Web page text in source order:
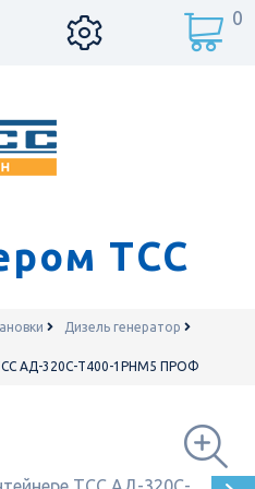
ТСС
0
Дизель генератор
АД-320С-Т400-1РНМ5 ПРОФ